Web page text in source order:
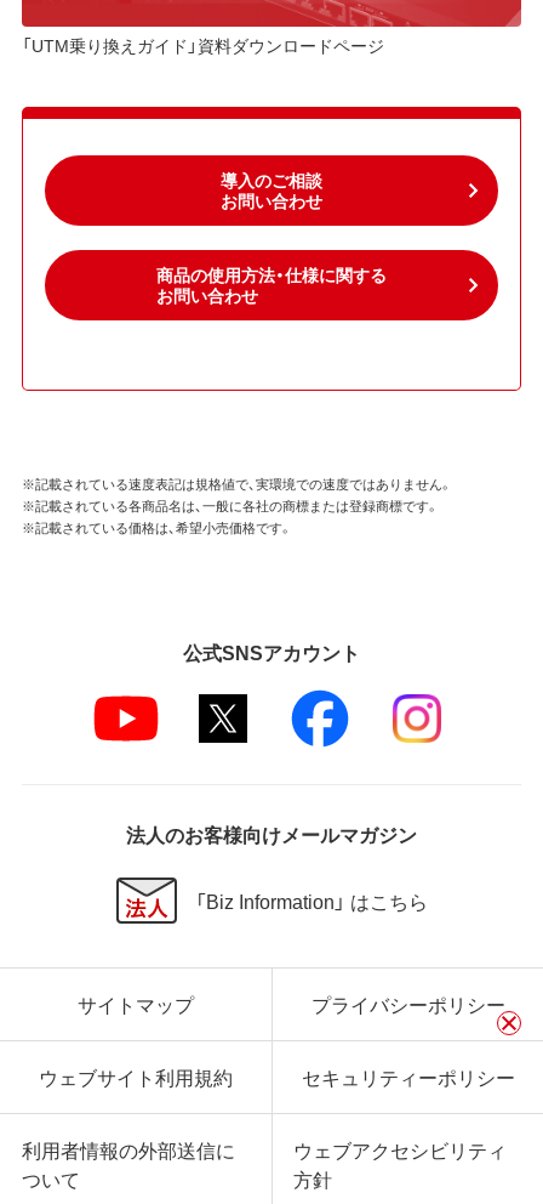
「UTM乗り換えガイド」資料ダウンロードページ
導入のご相談
お問い合わせ
商品の使用方法・仕様に関する
お問い合わせ
※記載されている速度表記は規格値で、実環境での速度ではありません。
※記載されている各商品名は、一般に各社の商標または登録商標です。
※記載されている価格は、希望小売価格です。
公式SNSアカウント
法人のお客様向けメールマガジン
「Biz Information」 はこちら
サイトマップ プライバシーポリシー
ウェブサイト利用規約 セキュリティーポリシー
利用者情報の外部送信に
ついて
ウェブアクセシビリティ
方針